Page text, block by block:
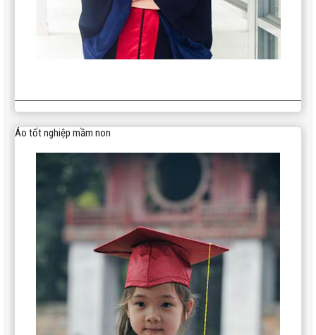
Áo tốt nghiệp mầm non